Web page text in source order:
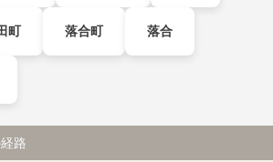
町 落合町 落合
路